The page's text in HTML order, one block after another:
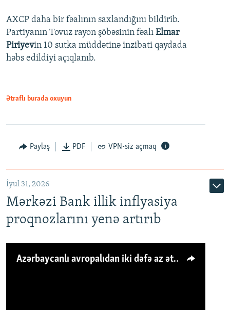
AXCP daha bir fəalının saxlandığını bildirib.
Partiyanın Tovuz rayon şöbəsinin fəalı Elmar
Piriyevin 10 sutka müddətinə inzibati qaydada
həbs edildiyi açıqlanıb.
Ətraflı burada oxuyun
Paylaş PDF VPN-siz açmaq
İyul 31, 2026
Mərkəzi Bank illik inflyasiya
proqnozlarını yenə artırıb
Azərbaycanlı avropalıdan iki dəfə az ət yeyir, amma... 'Qiymət artımı qaçılmazdır'